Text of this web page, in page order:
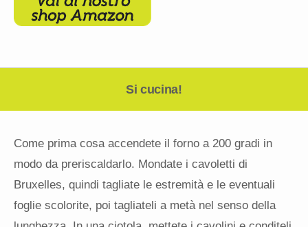
Si cucina!
Come prima cosa accendete il forno a 200 gradi in
modo da preriscaldarlo. Mondate i cavoletti di
Bruxelles, quindi tagliate le estremità e le eventuali
foglie scolorite, poi tagliateli a metà nel senso della